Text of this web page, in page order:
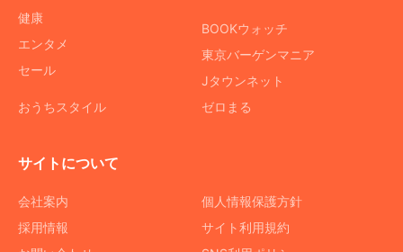
健康
エンタメ
セール
おうちスタイル
BOOKウォッチ
東京バーゲンマニア
Jタウンネット
ゼロまる
サイトについて
会社案内
採用情報
個人情報保護方針
サイト利用規約